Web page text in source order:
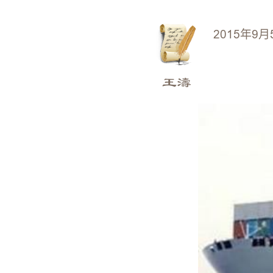
2015年9月
王濤